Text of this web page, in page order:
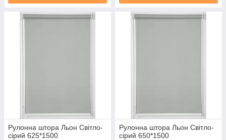
Рулонна штора Льон Cвiтло-
сiрий 625*1500
Рулонна штора Льон Cвiтло-
сiрий 650*1500